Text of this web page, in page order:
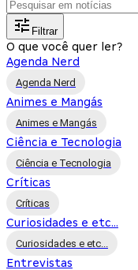
Filtrar
O que você quer ler?
Agenda Nerd
Agenda Nerd
Animes e Mangás
Animes e Mangás
Ciência e Tecnologia
Ciência e Tecnologia
Críticas
Críticas
Curiosidades e etc...
Curiosidades e etc...
Entrevistas